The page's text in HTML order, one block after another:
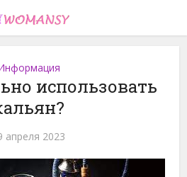
использовать
апреля 2023